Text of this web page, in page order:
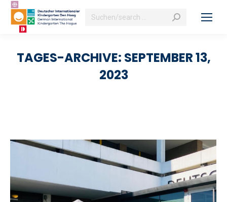
Search:
TAGES-ARCHIVE: SEPTEMBER 13,
2023